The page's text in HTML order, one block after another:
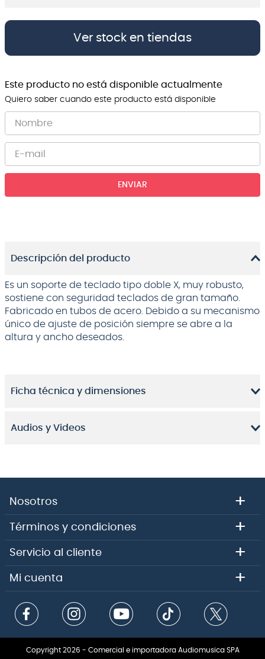
Ver stock en tiendas
Este producto no está disponible actualmente
Quiero saber cuando este producto está disponible
ENVIAR
Descripción del producto
Es un soporte de teclado tipo doble X, muy robusto,
sostiene con seguridad teclados de gran tamaño.
Fabricado en tubos de acero. Debido a su mecanismo
único de ajuste de posición siempre se abre a la
altura y ancho deseados.
Ficha técnica y dimensiones
Audios y Videos
Nosotros +
Términos y condiciones +
Servicio al cliente +
Mi cuenta +
Copyright 2026 - Comercial e importadora Audiomusica SPA